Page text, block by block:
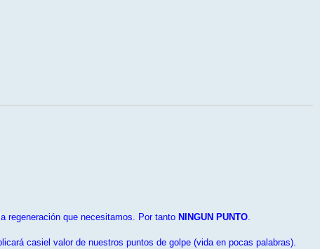
regeneración que necesitamos. Por tanto NINGUN PUNTO.
casiel valor de nuestros puntos de golpe (vida en pocas palabras).